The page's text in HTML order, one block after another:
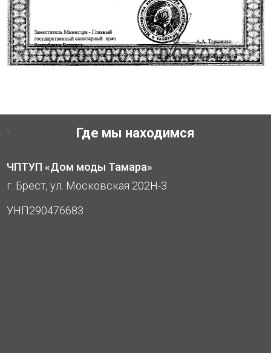
Где мы находимся
ЧПТУП «Дом моды Тамара»
г. Брест, ул. Московская 202Н-3
УНП290476683